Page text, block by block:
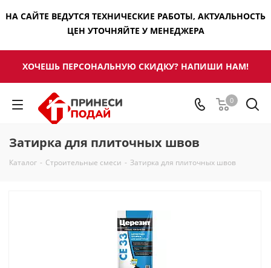
НА САЙТЕ ВЕДУТСЯ ТЕХНИЧЕСКИЕ РАБОТЫ, АКТУАЛЬНОСТЬ
ЦЕН УТОЧНЯЙТЕ У МЕНЕДЖЕРА
ХОЧЕШЬ ПЕРСОНАЛЬНУЮ СКИДКУ? НАПИШИ НАМ!
0
Затирка для плиточных швов
Каталог - Строительные смеси - Затирка для плиточных швов